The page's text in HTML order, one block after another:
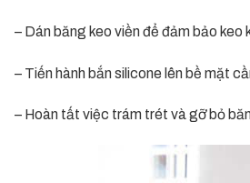
– Dán băng keo viền để đảm bảo keo
– Tiến hành bắn silicone lên bề mặt
– Hoàn tất việc trám trét và gỡ bỏ